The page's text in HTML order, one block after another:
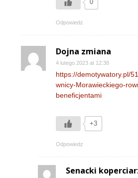
0
Odpowiedz
Dojna zmiana
4 lutego 2023 at 12:38
https://demotywatory.pl/
wnicy-Morawieckiego-
beneficjentami
+3
Odpowiedz
Senacki